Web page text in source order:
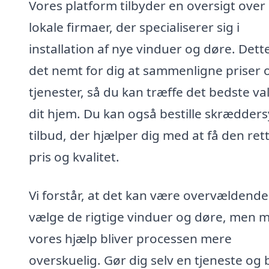
Vores platform tilbyder en oversigt over
lokale firmaer, der specialiserer sig i
installation af nye vinduer og døre.
det nemt for dig at sammenligne priser
tjenester, så du kan træffe det bedste
dit hjem. Du kan også bestille
tilbud, der hjælper dig med at få den
pris og kvalitet.
Vi forstår, at det kan være
vælge de rigtige vinduer og døre, men
vores hjælp bliver processen mere
overskuelig. Gør dig selv en tjeneste og